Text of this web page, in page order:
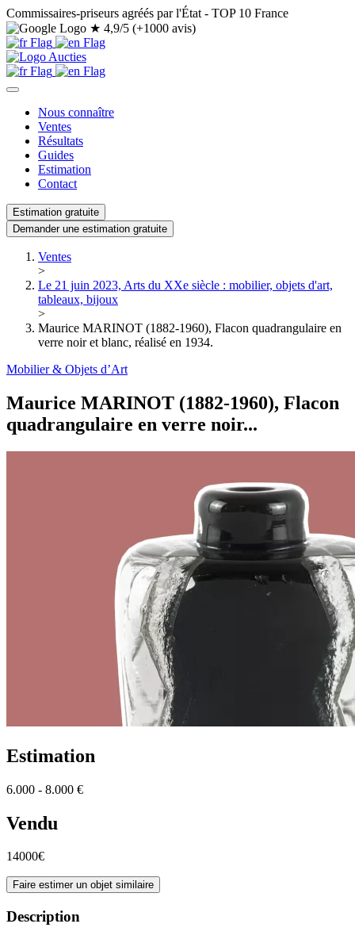
Commissaires-priseurs agréés par l'État - TOP 10 France
★ 4,9/5 (+1000 avis)
Nous connaître
Ventes
Résultats
Guides
Estimation
Contact
Estimation gratuite
Demander une estimation gratuite
Ventes
>
Le 21 juin 2023, Arts du XXe siècle : mobilier, objets d'art,
tableaux, bijoux
>
Maurice MARINOT (1882-1960), Flacon quadrangulaire en
verre noir et blanc, réalisé en 1934.
Mobilier & Objets d’Art
Maurice MARINOT (1882-1960), Flacon
quadrangulaire en verre noir...
Estimation
6.000 - 8.000 €
Vendu
14000€
Faire estimer un objet similaire
Description